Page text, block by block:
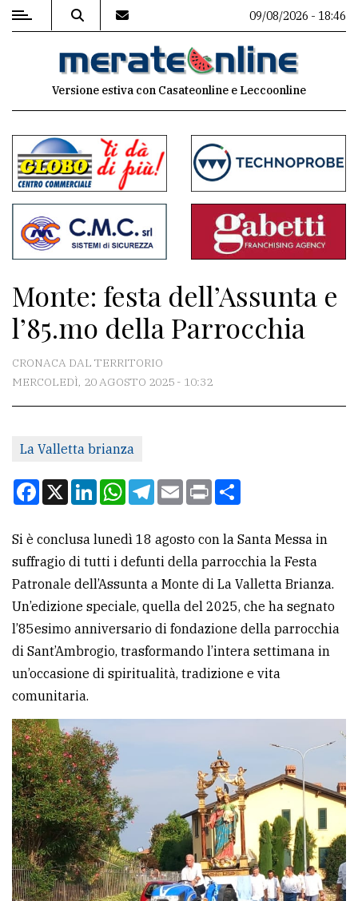
MENU
commenti
Contenuti
del
sito
Associazioni
Meteo
redazione
Scrivici
la
tua
pubblicità
CERCA
Cerca
per
Ricerca
avanzata
LE
ALTRE
TESTATE
09/08/2026 - 18:46
Versione estiva con Casateonline e Leccoonline
Monte: festa dell’Assunta e
l’85.mo della Parrocchia
CRONACA DAL TERRITORIO
MERCOLEDÌ, 20 AGOSTO 2025 - 10:32
La Valletta brianza
Facebook
X LinkedInWhatsApp
Telegram
EmailPrint
Si è conclusa lunedì 18 agosto con la Santa Messa in
suffragio di tutti i defunti della parrocchia la Festa
Patronale dell’Assunta a Monte di La Valletta Brianza.
Un’edizione speciale, quella del 2025, che ha segnato
l’85esimo anniversario di fondazione della parrocchia
di Sant’Ambrogio, trasformando l’intera settimana in
un’occasione di spiritualità, tradizione e vita
comunitaria.